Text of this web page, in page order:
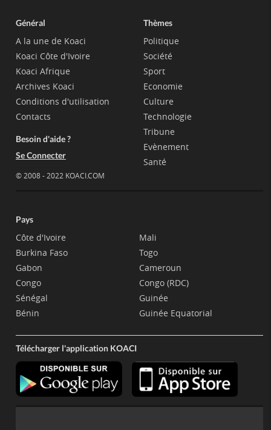
Général
A la une de Koaci
Koaci Côte d'Ivoire
Koaci Afrique
Archives Koaci
Conditions d'utilisation
Contacts
Besoin d'aide ?
Se Connecter
© 2008 - 2022 KOACI.COM
Thèmes
Politique
Société
Sport
Economie
Culture
Technologie
Tribune
Evènement
Santé
Pays
Côte d'Ivoire
Burkina Faso
Gabon
Congo
Sénégal
Bénin
Mali
Togo
Cameroun
Congo (RDC)
Guinée
Guinée Equatorial
Télécharger l'application KOACI